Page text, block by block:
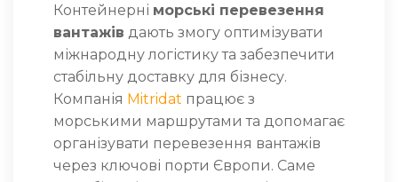
Контейнерні морські перевезення
вантажів дають змогу оптимізувати
міжнародну логістику та забезпечити
стабільну доставку для бізнесу.
Компанія Mitridat працює з
морськими маршрутами та допомагає
організувати перевезення вантажів
через ключові порти Європи. Саме